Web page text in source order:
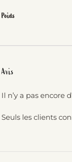
Poids
Avis
Il n’y a pas encore
Seuls les clients